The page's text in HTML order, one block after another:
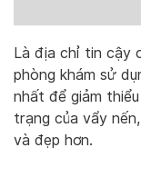
Là địa chỉ tin cậy
phòng khám sử
nhất để giảm
trạng của vẩy
và đẹp hơn.